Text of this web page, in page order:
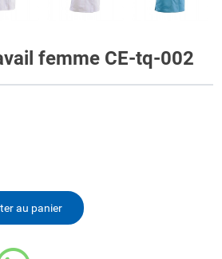
femme CE-tq-002
au panier